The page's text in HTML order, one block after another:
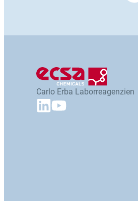
Carlo Erba Laborreagenzien